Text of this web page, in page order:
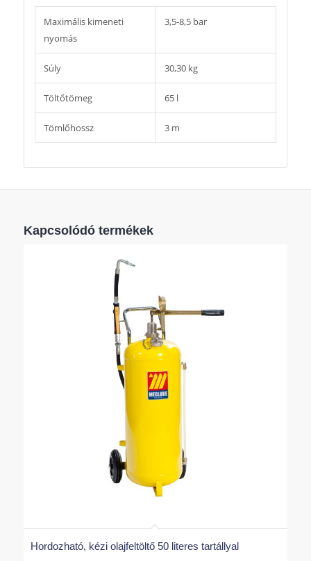
Maximális kimeneti
nyomás
3,5-8,5 bar
Súly 30,30 kg
Töltőtömeg 65 l
Tömlőhossz 3 m
Kapcsolódó termékek
Hordozható, kézi olajfeltöltő 50 literes tartállyal